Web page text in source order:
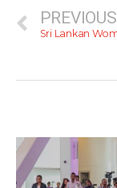
PREVIOUS